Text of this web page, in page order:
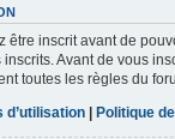
être inscrit avant de
inscrits. Avant de vous
toutes les règles du
d’utilisation | Politique